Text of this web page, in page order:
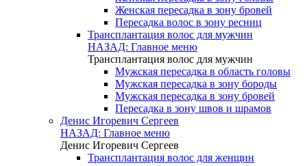
Женская пересадка в зону бровей
Пересадка волос в зону ресниц
Трансплантация волос для мужчин
НАЗАД: Главное меню
Трансплантация волос для мужчин
Мужская пересадка в область головы
Мужская пересадка в зону бороды
Мужская пересадка в зону бровей
Пересадка в зону швов и шрамов
Денис Игоревич Сергеев
НАЗАД: Главное меню
Денис Игоревич Сергеев
Трансплантация волос для женщин